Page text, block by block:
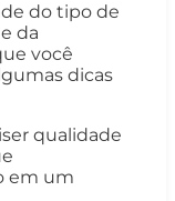
do tipo de
da
você
dicas
qualidade
em um